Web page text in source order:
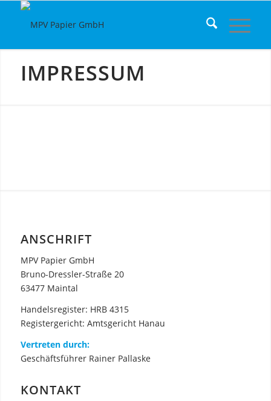
IMPRESSUM
ANSCHRIFT
MPV Papier GmbH
Bruno-Dressler-Straße 20
63477 Maintal
Handelsregister: HRB 4315
Registergericht: Amtsgericht Hanau
Vertreten durch:
Geschäftsführer Rainer Pallaske
KONTAKT